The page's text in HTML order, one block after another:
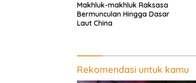
Makhluk-makhluk Raksasa
Bermunculan Hingga Dasar
Laut China
Rekomendasi untuk kamu